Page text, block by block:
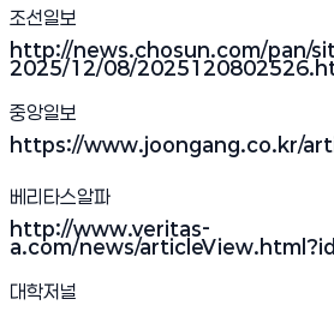
조선일보
http://news.chosun.com/pan/
2025/12/08/
(새 창 열림)
중앙일보
https://www.joongang.co.kr/
(새 창 열림)
베리타스알파
http://www.veritas-
a.com/news/
(새 창 열림)
대학저널